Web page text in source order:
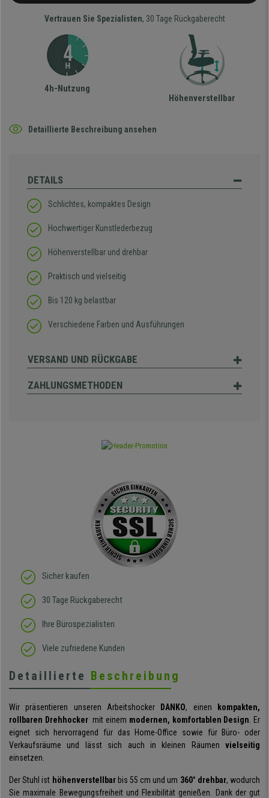
Vertrauen Sie Spezialisten, 30 Tage Rückgaberecht
4h-Nutzung
Höhenverstellbar
Detaillierte Beschreibung ansehen
DETAILS
Schlichtes, kompaktes Design
Hochwertiger Kunstlederbezug
Höhenverstellbar und drehbar
Praktisch und vielseitig
Bis 120 kg belastbar
Verschiedene Farben und Ausführungen
VERSAND UND RÜCKGABE
ZAHLUNGSMETHODEN
Sicher kaufen
30 Tage Rückgaberecht
Ihre Bürospezialisten
Viele zufriedene Kunden
Detaillierte Beschreibung
Wir präsentieren unseren Arbeitshocker DANKO, einen
kompakten,
rollbaren Drehhockermit einem modernen, komfortablen Design. Er
eignet sich hervorragend für das Home-Office sowie für Büro- oder
Verkaufsräume und lässt sich auch in kleinen Räumen vielseitig
einsetzen.
Der Stuhl ist höhenverstellbarbis 55 cm und um 360° drehbar, wodurch
Sie maximale Bewegungsfreiheit und Flexibilität genießen. Dank der gut